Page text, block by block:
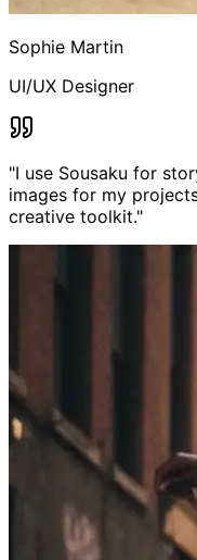
Sophie Martin
UI/UX Designer
"I use Sousaku for
images for my
creative toolkit."